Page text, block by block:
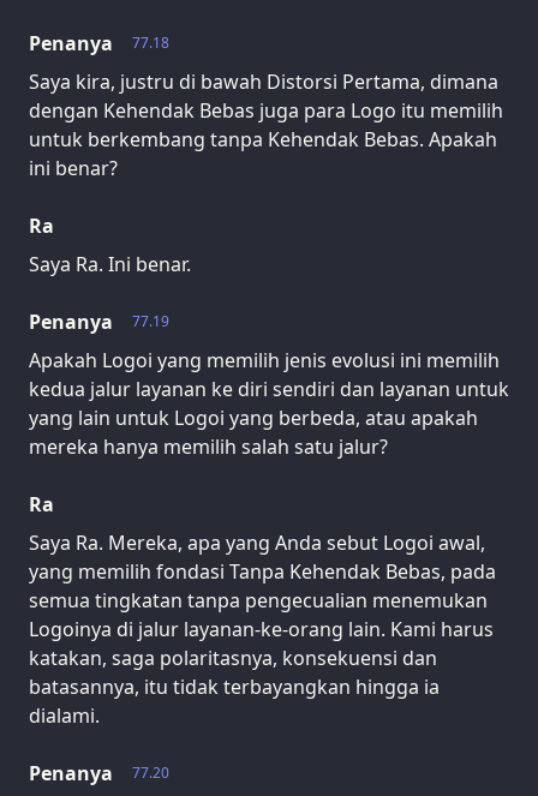
77.18
Penanya
Saya kira, justru di bawah Distorsi Pertama, dimana
dengan Kehendak Bebas juga para Logo itu memilih
untuk berkembang tanpa Kehendak Bebas. Apakah
ini benar?
Ra
Saya Ra. Ini benar.
77.19
Penanya
Apakah Logoi yang memilih jenis evolusi ini memilih
kedua jalur layanan ke diri sendiri dan layanan untuk
yang lain untuk Logoi yang berbeda, atau apakah
mereka hanya memilih salah satu jalur?
Ra
Saya Ra. Mereka, apa yang Anda sebut Logoi awal,
yang memilih fondasi Tanpa Kehendak Bebas, pada
semua tingkatan tanpa pengecualian menemukan
Logoinya di jalur layanan-ke-orang lain. Kami harus
katakan, saga polaritasnya, konsekuensi dan
batasannya, itu tidak terbayangkan hingga ia
dialami.
77.20
Penanya